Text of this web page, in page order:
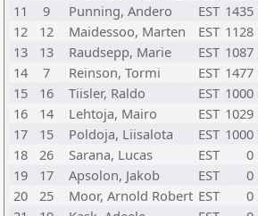
11
9 Punning, Andero EST 1435
12
12 Maidessoo, Marten EST 1128
13
13 Raudsepp, Marie EST 1087
14
7 Reinson, Tormi EST 1477
15
16 Tiisler, Raldo EST 1000
16
14 Lehtoja, Mairo EST 1029
17
15 Poldoja, Liisalota EST 1000
18
26 Sarana, Lucas EST 0
19
17 Apsolon, Jakob EST 0
20
25 Moor, Arnold Robert EST 0